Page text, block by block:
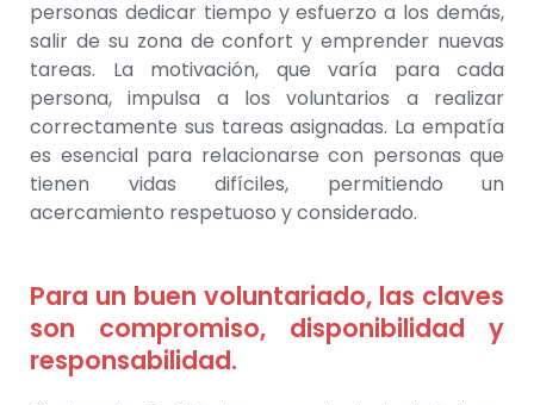
personas dedicar tiempo y esfuerzo a los demás,
salir de su zona de confort y emprender nuevas
tareas. La motivación, que varía para cada
persona, impulsa a los voluntarios a realizar
correctamente sus tareas asignadas. La empatía
es esencial para relacionarse con personas que
tienen vidas difíciles, permitiendo un
acercamiento respetuoso y considerado.
Para un buen voluntariado, las claves
son compromiso, disponibilidad y
responsabilidad.